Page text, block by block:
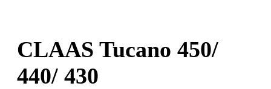
CLAAS Tucano 450/
440/ 430